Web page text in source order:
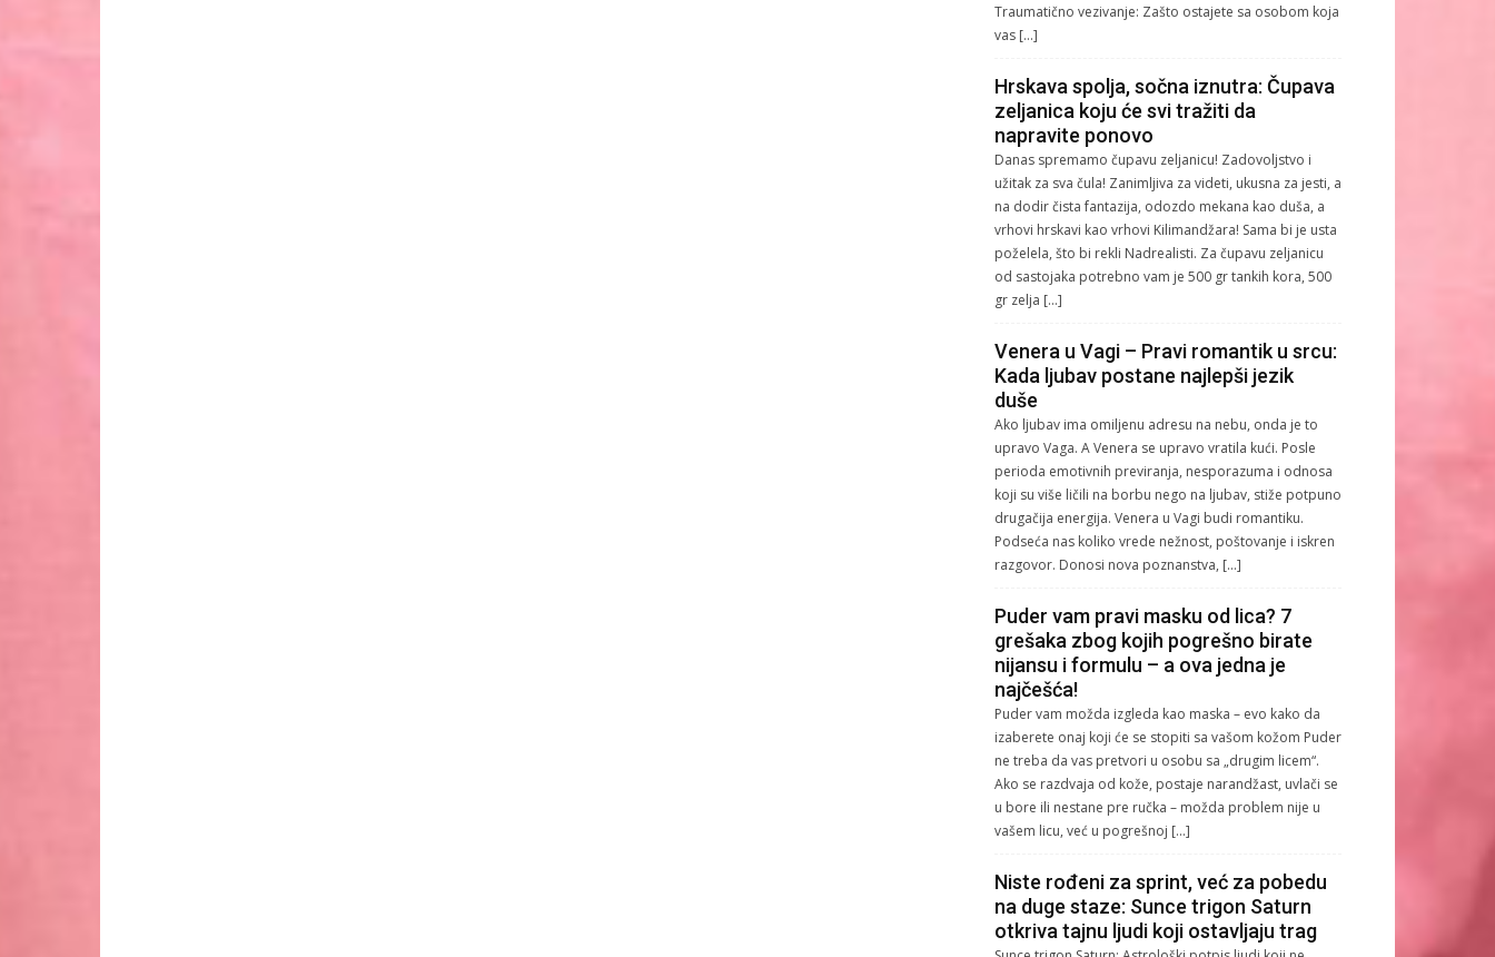
Traumatično vezivanje: Zašto ostajete sa osobom koja
vas […]
Hrskava spolja, sočna iznutra: Čupava
zeljanica koju će svi tražiti da
napravite ponovo
Danas spremamo čupavu zeljanicu! Zadovoljstvo i
užitak za sva čula! Zanimljiva za videti, ukusna za jesti, a
na dodir čista fantazija, odozdo mekana kao duša, a
vrhovi hrskavi kao vrhovi Kilimandžara! Sama bi je usta
poželela, što bi rekli Nadrealisti. Za čupavu zeljanicu
od sastojaka potrebno vam je 500 gr tankih kora, 500
gr zelja […]
Venera u Vagi – Pravi romantik u srcu:
Kada ljubav postane najlepši jezik
duše
Ako ljubav ima omiljenu adresu na nebu, onda je to
upravo Vaga. A Venera se upravo vratila kući. Posle
perioda emotivnih previranja, nesporazuma i odnosa
koji su više ličili na borbu nego na ljubav, stiže potpuno
drugačija energija. Venera u Vagi budi romantiku.
Podseća nas koliko vrede nežnost, poštovanje i iskren
razgovor. Donosi nova poznanstva, […]
Puder vam pravi masku od lica? 7
grešaka zbog kojih pogrešno birate
nijansu i formulu – a ova jedna je
najčešća!
Puder vam možda izgleda kao maska – evo kako da
izaberete onaj koji će se stopiti sa vašom kožom Puder
ne treba da vas pretvori u osobu sa „drugim licem“.
Ako se razdvaja od kože, postaje narandžast, uvlači se
u bore ili nestane pre ručka – možda problem nije u
vašem licu, već u pogrešnoj […]
Niste rođeni za sprint, već za pobedu
na duge staze: Sunce trigon Saturn
otkriva tajnu ljudi koji ostavljaju trag